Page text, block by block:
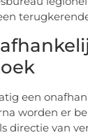
een
worden er
directie van